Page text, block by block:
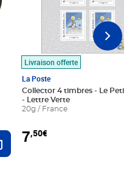
Ajouter au panier
Livraison offerte
La Poste
Collector 4 timbres - Le Petit
- Lettre Verte
20g / France
7,50€